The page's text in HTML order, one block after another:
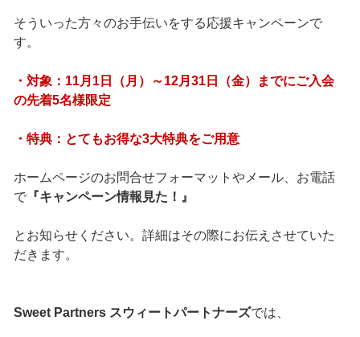
そういった方々のお手伝いをする応援キャンペーンで
す。
・対象：11月1日（月）～12月31日（金）までにご入会
の先着5名様限定
・特典：とてもお得な3大特典をご用意
ホームページのお問合せフォーマットやメール、お電話
で『キャンペーン情報見た！』
とお知らせください。詳細はその際にお伝えさせていた
だきます。
Sweet Partners スウィートパートナーズでは、